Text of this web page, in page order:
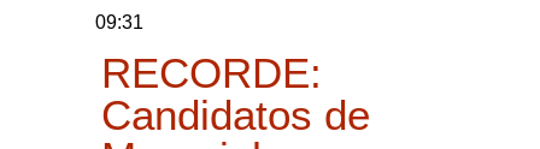
09:31
RECORDE:
Candidatos de